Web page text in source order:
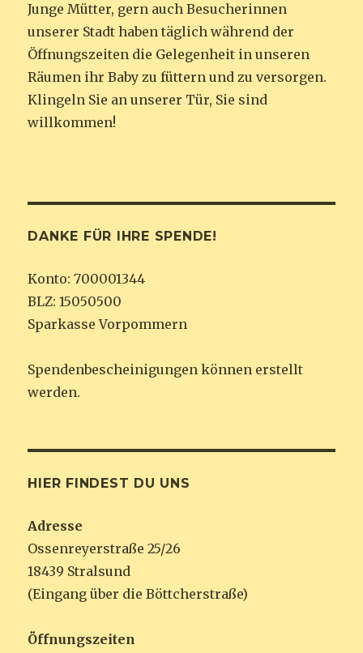
Junge Mütter, gern auch Besucherinnen
unserer Stadt haben täglich während der
Öffnungszeiten die Gelegenheit in unseren
Räumen ihr Baby zu füttern und zu versorgen.
Klingeln Sie an unserer Tür, Sie sind
willkommen!
DANKE FÜR IHRE SPENDE!
Konto: 700001344
BLZ: 15050500
Sparkasse Vorpommern
Spendenbescheinigungen können erstellt
werden.
HIER FINDEST DU UNS
Adresse
Ossenreyerstraße 25/26
18439 Stralsund
(Eingang über die Böttcherstraße)
Öffnungszeiten